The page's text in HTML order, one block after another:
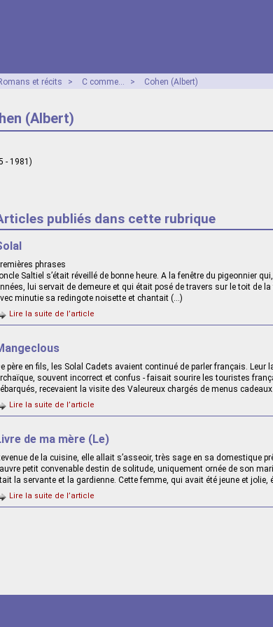
et récits > C comme... > Cohen (Albert)
(Albert)
- 1981)
publiés dans cette rubrique
phrases
Saltiel s’était réveillé de bonne heure. A la fenêtre du pigeonnier
lui servait de demeure et qui était posé de travers sur le toit de
minutie sa redingote noisette et chantait (…)
Lire la suite de l’article
père en fils, les Solal Cadets avaient continué de parler français. Leur
souvent incorrect et confus - faisait sourire les touristes
recevaient la visite des Valeureux chargés de menus
Lire la suite de l’article
de ma mère (Le)
de la cuisine, elle allait s’asseoir, très sage en sa domestique
petit convenable destin de solitude, uniquement ornée de son
la servante et la gardienne. Cette femme, qui avait été jeune et jolie,
Lire la suite de l’article